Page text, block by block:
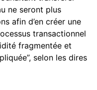
ne seront plus
afin d’en créer une
transactionnel
fragmentée et
selon les dires